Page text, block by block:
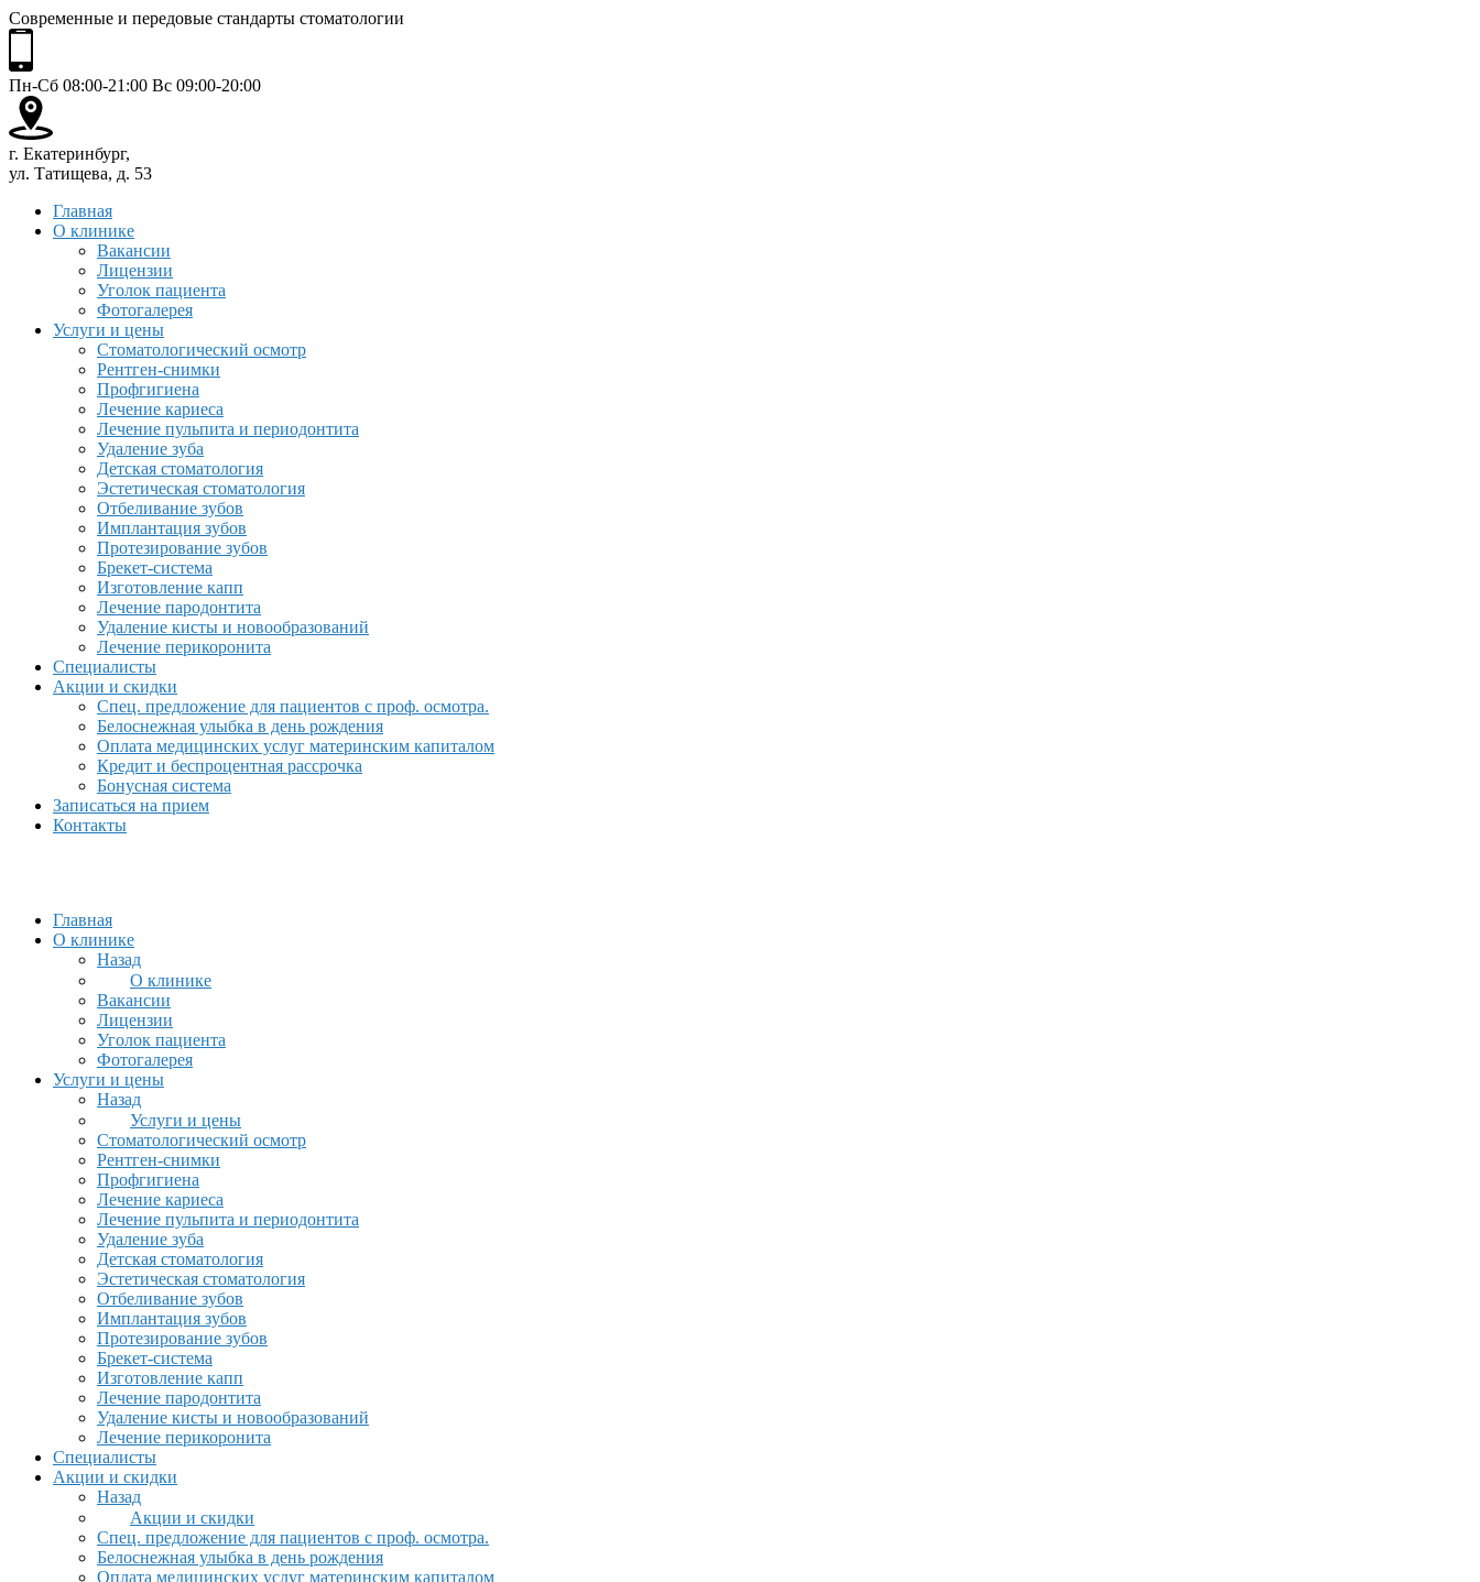
Современные и передовые стандарты стоматологии
Пн-Сб 08:00-21:00 Вс 09:00-20:00
г. Екатеринбург,
ул. Татищева, д. 53
Главная
О клинике
Вакансии
Лицензии
Уголок пациента
Фотогалерея
Услуги и цены
Стоматологический осмотр
Рентген-снимки
Профгигиена
Лечение кариеса
Лечение пульпита и периодонтита
Удаление зуба
Детская стоматология
Эстетическая стоматология
Отбеливание зубов
Имплантация зубов
Протезирование зубов
Брекет-система
Изготовление капп
Лечение пародонтита
Удаление кисты и новообразований
Лечение перикоронита
Специалисты
Акции и скидки
Спец. предложение для пациентов с проф. осмотра.
Белоснежная улыбка в день рождения
Оплата медицинских услуг материнским капиталом
Кредит и беспроцентная рассрочка
Бонусная система
Записаться на прием
Контакты
Главная
О клинике
Назад
О клинике
Вакансии
Лицензии
Уголок пациента
Фотогалерея
Услуги и цены
Назад
Услуги и цены
Стоматологический осмотр
Рентген-снимки
Профгигиена
Лечение кариеса
Лечение пульпита и периодонтита
Удаление зуба
Детская стоматология
Эстетическая стоматология
Отбеливание зубов
Имплантация зубов
Протезирование зубов
Брекет-система
Изготовление капп
Лечение пародонтита
Удаление кисты и новообразований
Лечение перикоронита
Специалисты
Акции и скидки
Назад
Акции и скидки
Спец. предложение для пациентов с проф. осмотра.
Белоснежная улыбка в день рождения
Оплата медицинских услуг материнским капиталом